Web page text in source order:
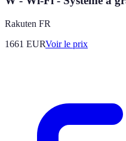
Rakuten FR
1661 EURVoir le prix